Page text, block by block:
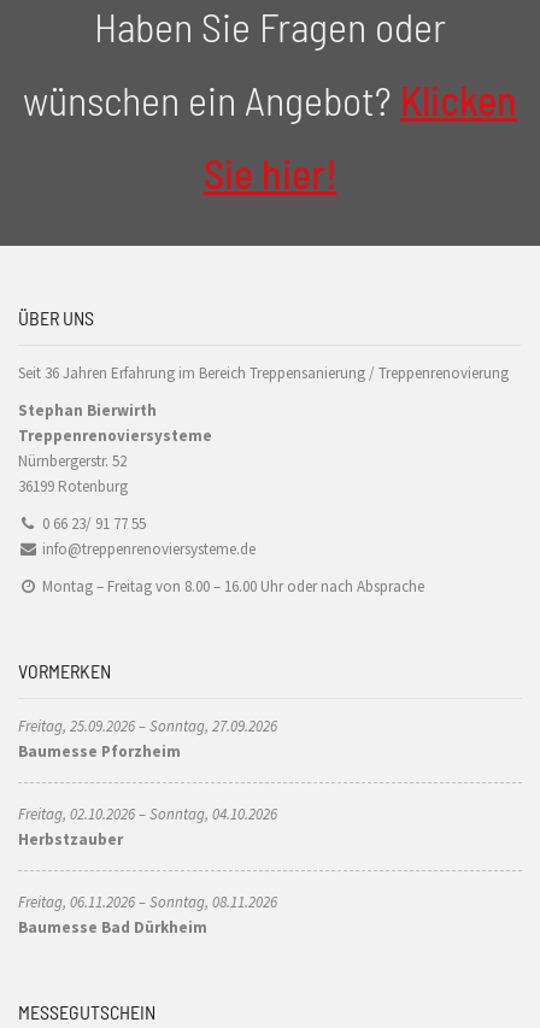
Haben Sie Fragen oder
wünschen ein Angebot? Klicken
Sie hier!
ÜBER UNS
Seit 36 Jahren Erfahrung im Bereich Treppensanierung / Treppenrenovierung
Stephan Bierwirth
Treppenrenoviersysteme
Nürnbergerstr. 52
36199 Rotenburg
0 66 23/ 91 77 55
info@treppenrenoviersysteme.de
Montag – Freitag von 8.00 – 16.00 Uhr oder nach Absprache
VORMERKEN
Freitag, 25.09.2026 – Sonntag, 27.09.2026
Baumesse Pforzheim
Freitag, 02.10.2026 – Sonntag, 04.10.2026
Herbstzauber
Freitag, 06.11.2026 – Sonntag, 08.11.2026
Baumesse Bad Dürkheim
MESSEGUTSCHEIN